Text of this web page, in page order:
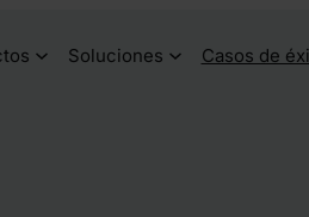
Soluciones Casos de